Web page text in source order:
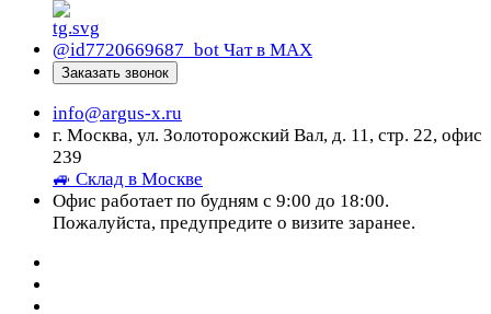
@id7720669687_bot Чат в МАХ
Заказать звонок
info@argus-x.ru
г. Москва, ул. Золоторожский Вал, д. 11, стр. 22, офис
239
🚙 Склад в Москве
Офис работает по будням с 9:00 до 18:00.
Пожалуйста, предупредите о визите заранее.